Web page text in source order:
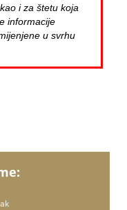
i za štetu koja
informacije
u svrhu